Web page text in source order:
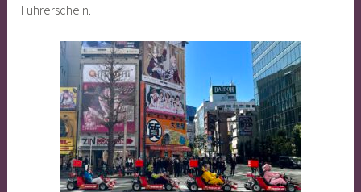
Führerschein.